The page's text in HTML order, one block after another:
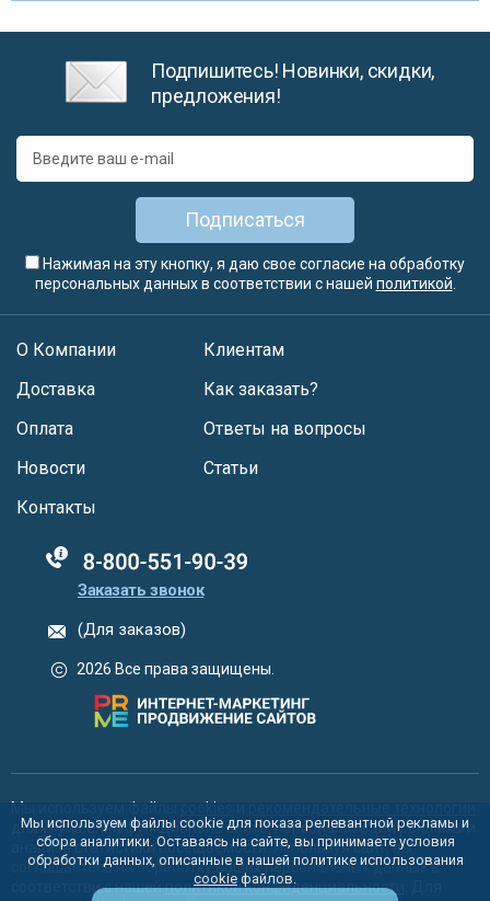
Подпишитесь! Новинки, скидки,
предложения!
Подписаться
Нажимая на эту кнопку, я даю свое согласие на обработку
персональных данных в соответствии с нашей политикой
О Компании
Доставка
Оплата
Новости
Клиентам
Как заказать?
Ответы на вопросы
Статьи
Контакты
88005555550
Заказать звонок
(Для заказов)
2026 Все права защищены.
Мы используем файлы cookies
для улучшения функционала сайта, персонализации рекламы и
анализа статистики посещаемости. Используя сайт, вы
соглашаетесь на обработку ваших персональных данных в
соответстви с нашейполитикой конфиденциальности
Мы используем файлы cookie для показа релевантной рекламы и
сбора аналитики. Оставаясь на сайте, вы принимаете условия
обработки данных, описанные в нашей политике использования
cookie файлов.